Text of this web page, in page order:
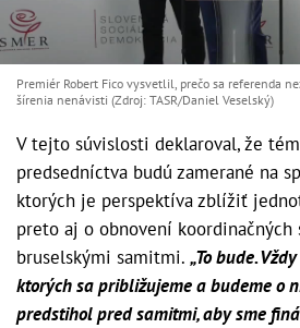
Premiér Robert Fico vysvetlil, prečo sa referenda
šírenia nenávisti (Zdroj: TASR/Daniel Veselský)
V tejto súvislosti deklaroval, že
predsedníctva budú zamerané na
ktorých je perspektíva zblížiť
preto aj o obnovení
bruselskými samitmi. „To bude.
ktorých sa približujeme a budeme o
predstihol pred samitmi, aby sme